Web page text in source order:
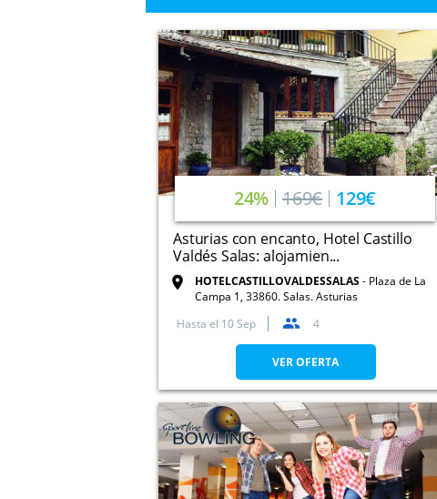
24% 169€ 129€
Asturias con encanto, Hotel Castillo
Valdés Salas: alojamien...
HOTELCASTILLOVALDESSALAS
Plaza de La
Campa 1, 33860. Salas. Asturias
Hasta el 10 Sep 4
VER OFERTA